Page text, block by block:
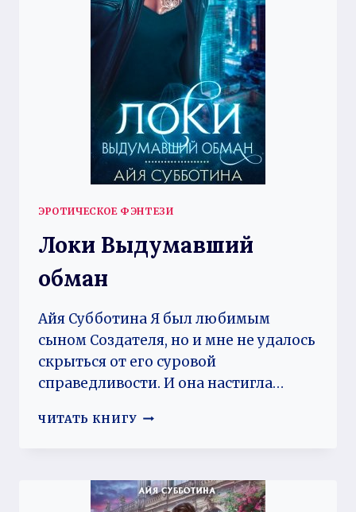
ЭРОТИЧЕСКОЕ ФЭНТЕЗИ
Локи Выдумавший
обман
Айя Субботина Я был любимым
сыном Создателя, но и мне не удалось
скрыться от его суровой
справедливости. И она настигла…
ЧИТАТЬ КНИГУ ЛОКИ